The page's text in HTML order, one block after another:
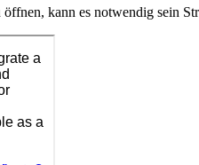
kann es notwendig sein